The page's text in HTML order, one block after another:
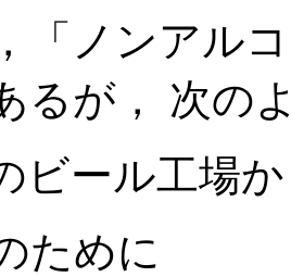
「ノンアル
るが， 次の
ビール工場
ために